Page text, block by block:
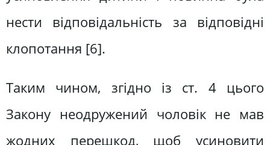
нести відповідальність за відповідні
клопотання [6].
Таким чином, згідно із ст. 4 цього
Закону неодружений чоловік не мав
жодних перешкод, щоб усиновити